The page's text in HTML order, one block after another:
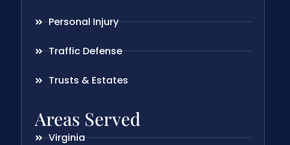
Personal Injury
Traffic Defense
Trusts & Estates
Areas Served
Virginia